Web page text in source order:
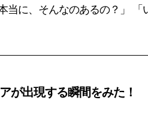
当に、そんなのあるの？」 「
出現する瞬間をみた！